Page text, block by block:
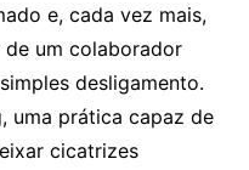
e, cada vez mais,
de um colaborador
desligamento.
uma prática capaz de
cicatrizes